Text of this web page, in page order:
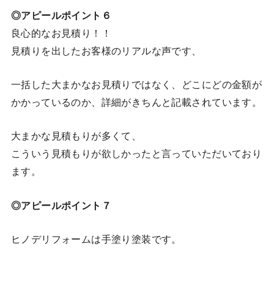
◎アピールポイント６
良心的なお見積り！！
見積りを出したお客様のリアルな声です、
一括した大まかなお見積りではなく、どこにどの金額が
かかっているのか、詳細がきちんと記載されています。
大まかな見積もりが多くて、
こういう見積もりが欲しかったと言っていただいており
ます。
◎アピールポイント７
ヒノデリフォームは手塗り塗装です。